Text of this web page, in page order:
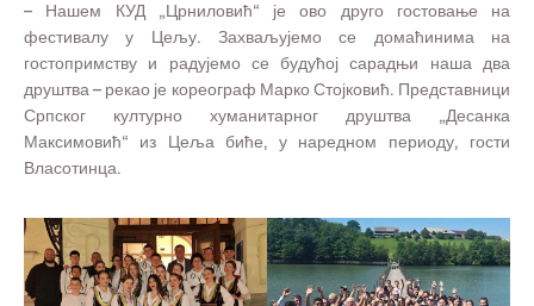
– Нашем КУД „Црниловић“ је ово друго гостовање на
фестивалу у Цељу. Захваљујемо се домаћинима на
гостопримству и радујемо се будућој сарадњи наша два
друштва – рекао је кореограф Марко Стојковић. Представници
Српског културно хуманитарног друштва „Десанка
Максимовић“ из Цеља биће, у наредном периоду, гости
Власотинца.